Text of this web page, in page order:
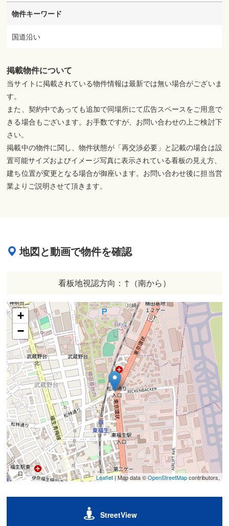
物件キーワード
国道沿い
掲載物件について
当サイトに掲載されている物件情報は最新では無い場合がございま
す。
また、契約中であっても追加で同場所にて広告スペースをご用意で
きる場合もございます。お手数ですが、お問い合わせの上ご検討下
さい。
掲載中の物件に関し、物件状態が「再交渉必要」と記載の場合は設
置可能サイズおよびイメージ写真に表示されている看板の見え方、
建ち位置が変更となる場合が御座います。お問い合わせ後に担当営
業よりご説明させて頂きます。
地図と動画で物件を確認
看板地視認方向：↑（南から）
+
−
Leaflet| Map data ©OpenStreetMapcontributors,
StreetView